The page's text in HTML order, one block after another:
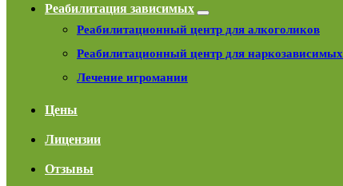
Реабилитация зависимых
Реабилитационный центр для алкоголиков
Реабилитационный центр для наркозависимых
Лечение игромании
Цены
Лицензии
Отзывы